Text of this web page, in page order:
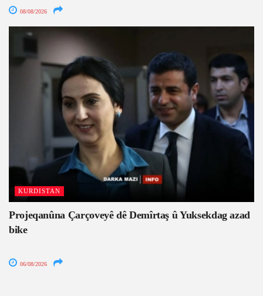
08/08/2026
KURDISTAN
Projeqanûna Çarçoveyê dê Demîrtaş û Yuksekdag azad
bike
06/08/2026